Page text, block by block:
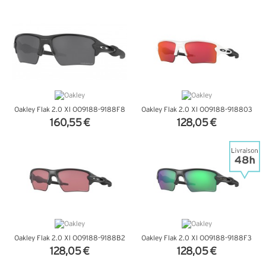
Oakley Flak 2.0 Xl OO9188-9188F8
160,55 €
Oakley Flak 2.0 Xl OO9188-918803
128,05 €
Oakley Flak 2.0 Xl OO9188-9188B2
128,05 €
Oakley Flak 2.0 Xl OO9188-9188F3
128,05 €